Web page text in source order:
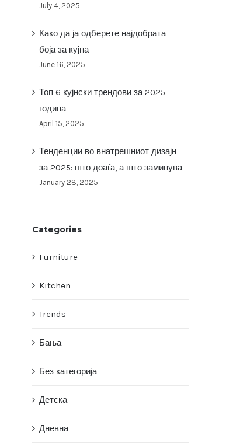
July 4, 2025
Како да ја одберете најдобрата
боја за кујна
June 16, 2025
Топ 6 кујнски трендови за 2025
година
April 15, 2025
Тенденции во внатрешниот дизајн
за 2025: што доаѓа, а што заминува
January 28, 2025
Categories
Furniture
Kitchen
Trends
Бања
Без категорија
Детска
Дневна